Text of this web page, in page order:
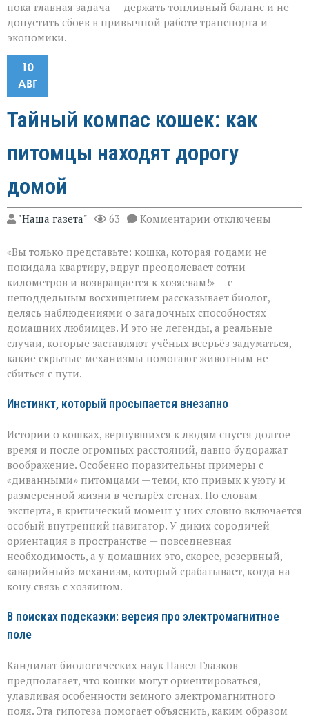
пока главная задача — держать топливный баланс и не
допустить сбоев в привычной работе транспорта и
экономики.
10
АВГ
Тайный компас кошек: как
питомцы находят дорогу
домой
"Наша газета" 63 Комментарии к
записи
компас
кошек:
питомцы
находят
дорогу
домой
отключены
«Вы только представьте: кошка, которая годами не
покидала квартиру, вдруг преодолевает сотни
километров и возвращается к хозяевам!» — с
неподдельным восхищением рассказывает биолог,
делясь наблюдениями о загадочных способностях
домашних любимцев. И это не легенды, а реальные
случаи, которые заставляют учёных всерьёз задуматься,
какие скрытые механизмы помогают животным не
сбиться с пути.
Инстинкт, который просыпается внезапно
Истории о кошках, вернувшихся к людям спустя долгое
время и после огромных расстояний, давно будоражат
воображение. Особенно поразительны примеры с
«диванными» питомцами — теми, кто привык к уюту и
размеренной жизни в четырёх стенах. По словам
эксперта, в критический момент у них словно включается
особый внутренний навигатор. У диких сородичей
ориентация в пространстве — повседневная
необходимость, а у домашних это, скорее, резервный,
«аварийный» механизм, который срабатывает, когда на
кону связь с хозяином.
В поисках подсказки: версия про электромагнитное
поле
Кандидат биологических наук Павел Глазков
предполагает, что кошки могут ориентироваться,
улавливая особенности земного электромагнитного
поля. Эта гипотеза помогает объяснить, каким образом